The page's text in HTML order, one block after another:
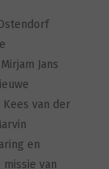
Jans
van der
en
van